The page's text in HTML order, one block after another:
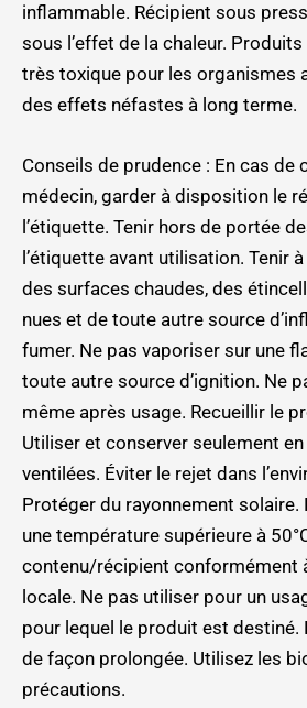
inflammable. Récipient sous
sous l’effet de la chaleur.
très toxique pour les organismes
des effets néfastes à long terme.
Conseils de prudence : En cas de
médecin, garder à disposition le
l’étiquette. Tenir hors de portée
l’étiquette avant utilisation. Tenir
des surfaces chaudes, des
nues et de toute autre source
fumer. Ne pas vaporiser sur une
toute autre source d’ignition. Ne
même après usage. Recueillir le
Utiliser et conserver seulement
ventilées. Éviter le rejet dans
Protéger du rayonnement solaire.
une température supérieure à
contenu/récipient conformément
locale. Ne pas utiliser pour un
pour lequel le produit est destiné.
de façon prolongée. Utilisez les
précautions.